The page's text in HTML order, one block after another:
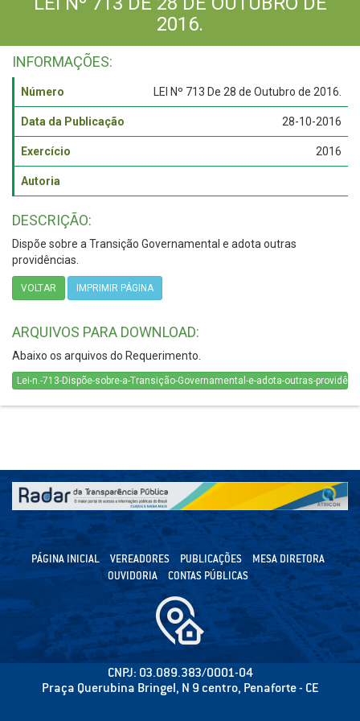
2016.
INFORMAÇÕES:
Número LEI Nº 713 De 28 de Outubro de 2016.
Data da Publicação 28-10-2016
Exercício 2016
Autoria
DESCRIÇÃO:
Dispõe sobre a Transição Governamental e adota outras
providências.
VOLTAR IMPRIMIR PÁGINA
ARQUIVOS PARA DOWNLOAD:
Abaixo os arquivos do Requerimento.
Lei-n.-713-Dispõe-sobre-a-Transição-Governamental-e-adota-outras-
PÁGINA INICIAL VEREADORES PUBLICAÇÕES
MESA DIRETORA
OUVIDORIA
CONTAS PÚBLICAS
CNPJ: 03.089.383/0001-04
Praça Querubina Bringel, N 9 centro, Penaforte - CE